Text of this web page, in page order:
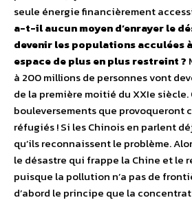
seule énergie financièrement
a-t-il aucun moyen d’enrayer le
devenir les populations acculées
espace de plus en plus restreint ?
à 200 millions de personnes vont
de la première moitié du XXIe
bouleversements que provoqueront
réfugiés ! Si les Chinois en parlent
qu’ils reconnaissent le problème.
le désastre qui frappe la Chine et le
puisque la pollution n’a pas de
d’abord le principe que la